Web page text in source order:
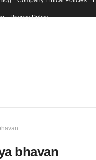
Privacy Policy
bhavan